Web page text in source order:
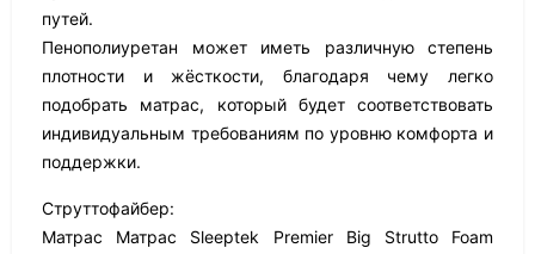
путей.
Пенополиуретан может иметь различную степень
плотности и жёсткости, благодаря чему легко
подобрать матрас, который будет соответствовать
индивидуальным требованиям по уровню комфорта и
поддержки.
Струттофайбер:
Матрас Матрас Sleeptek Premier Big Strutto Foam